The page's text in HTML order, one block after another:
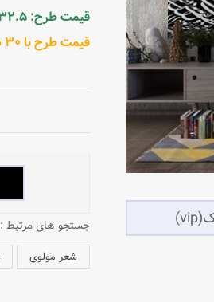
قیمت طرح: 232.5 سکه
قیمت طرح با 30 درصد تخفیف: 162.75 سکه
جستجو های مرتبط :
شعر مولوی